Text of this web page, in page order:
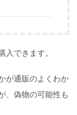
できます。
が通販のよくわか
、偽物の可能性も